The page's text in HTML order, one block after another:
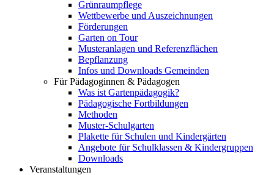
Grünraumpflege
Wettbewerbe und Auszeichnungen
Förderungen
Garten on Tour
Musteranlagen und Referenzflächen
Bepflanzung
Infos und Downloads Gemeinden
Für Pädagoginnen & Pädagogen
Was ist Gartenpädagogik?
Pädagogische Fortbildungen
Methoden
Muster-Schulgarten
Plakette für Schulen und Kindergärten
Angebote für Schulklassen & Kindergruppen
Downloads
Veranstaltungen